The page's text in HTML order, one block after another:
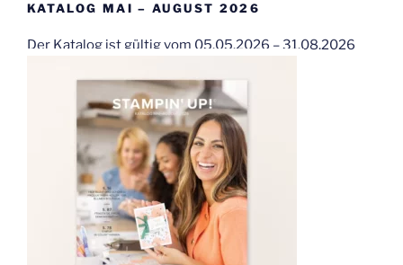
KATALOG MAI – AUGUST 2026
Der Katalog ist gültig vom 05.05.2026 – 31.08.2026